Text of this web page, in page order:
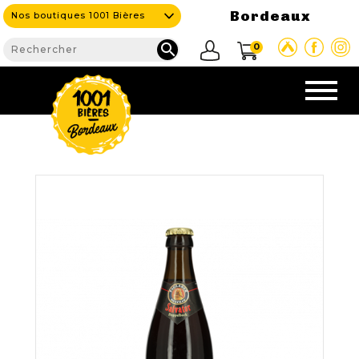
Nos boutiques 1001 Bières Bordeaux
 0

NOS PRODUITS
Nouveautés
Nos Bières